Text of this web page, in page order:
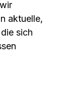
aktuelle,
sich